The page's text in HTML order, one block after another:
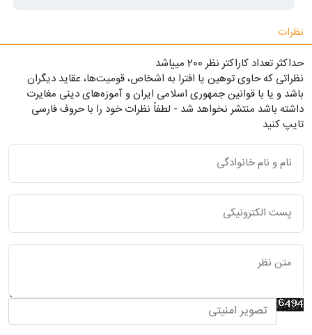
نظرات
حداکثر تعداد کاراکتر نظر 200 ميياشد
نظراتی که حاوی توهین یا افترا به اشخاص، قومیت‌ها، عقاید دیگران
باشد و یا با قوانین جمهوری اسلامی ایران و آموزه‌های دینی مغایرت
داشته باشد منتشر نخواهد شد - لطفاً نظرات خود را با حروف فارسی
تایپ کنید